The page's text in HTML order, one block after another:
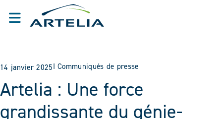
14 janvier 2025I Communiqués de presse
Artelia : Une force
grandissante du génie-